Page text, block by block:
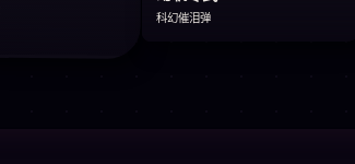
科幻催泪弹